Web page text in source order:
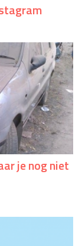
je nog niet